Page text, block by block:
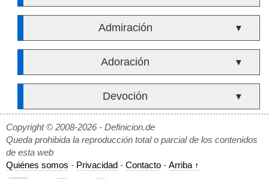
Admiración ▼
Adoración ▼
Devoción ▼
Copyright © 2008-2026 - Definicion.de
Queda prohibida la reproducción total o parcial de los contenidos
de esta web
Quiénes somos - Privacidad - Contacto - Arriba ↑